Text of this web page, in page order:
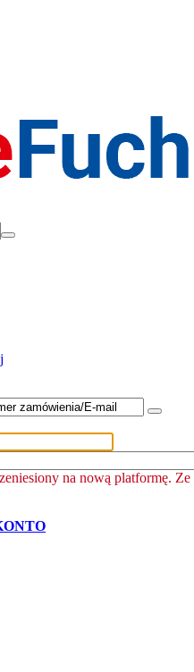
na nową platformę.